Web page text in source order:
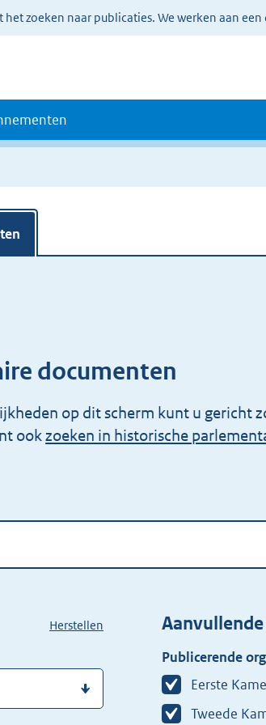
zoeken naar publicaties. We werken aan
documenten
op dit scherm kunt u gericht
ookzoeken in historische
Herstellen
Publicerende
Eerste
Tweede